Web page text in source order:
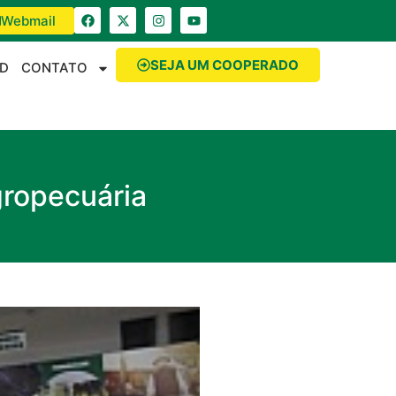
Webmail
CONTATO SEJA UM COOPERADO